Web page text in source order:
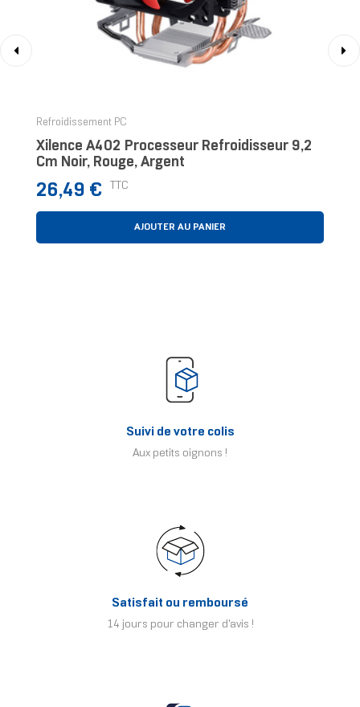
Refroidissement PC
Xilence A402 Processeur Refroidisseur 9,2
Cm Noir, Rouge, Argent
Prix
26,49 € TTC
AJOUTER AU PANIER
Suivi de votre colis
Aux petits oignons !
Satisfait ou remboursé
14 jours pour changer d'avis !